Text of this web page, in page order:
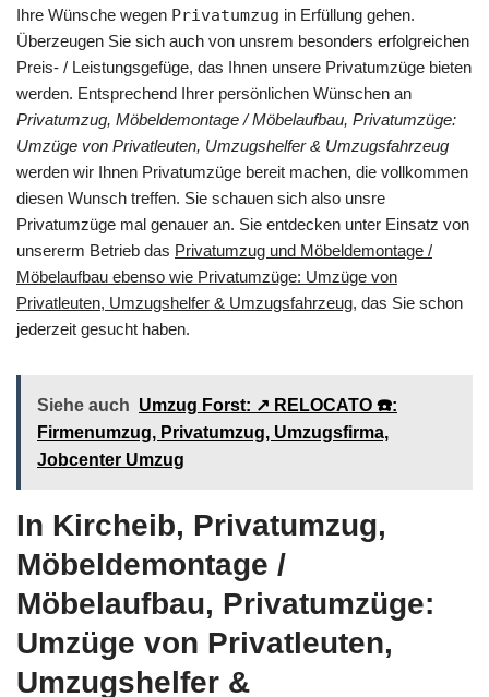
Ihre Wünsche wegen Privatumzug in Erfüllung gehen.
Überzeugen Sie sich auch von unsrem besonders erfolgreichen
Preis- / Leistungsgefüge, das Ihnen unsere Privatumzüge bieten
werden. Entsprechend Ihrer persönlichen Wünschen an
Privatumzug, Möbeldemontage / Möbelaufbau, Privatumzüge:
Umzüge von Privatleuten, Umzugshelfer & Umzugsfahrzeug
werden wir Ihnen Privatumzüge bereit machen, die vollkommen
diesen Wunsch treffen. Sie schauen sich also unsre
Privatumzüge mal genauer an. Sie entdecken unter Einsatz von
unsererm Betrieb das Privatumzug und Möbeldemontage /
Möbelaufbau ebenso wie Privatumzüge: Umzüge von
Privatleuten, Umzugshelfer & Umzugsfahrzeug, das Sie schon
jederzeit gesucht haben.
Siehe auch Umzug Forst: ↗️ RELOCATO ☎️:
Firmenumzug, Privatumzug, Umzugsfirma,
Jobcenter Umzug
In Kircheib, Privatumzug,
Möbeldemontage /
Möbelaufbau, Privatumzüge:
Umzüge von Privatleuten,
Umzugshelfer &